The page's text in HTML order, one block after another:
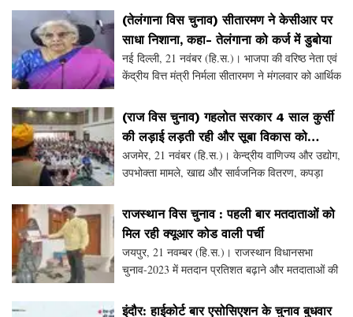
प्रचार की जिम्मेदारी सौपी है।
(तेलंगाना विस चुनाव) सीतारमण ने केसीआर पर
साधा निशाना, कहा- तेलंगाना को कर्ज में डुबोया
नई दिल्ली, 21 नवंबर (हि.स.)। भाजपा की वरिष्ठ नेता एवं
केंद्रीय वित्त मंत्री निर्मला सीतारमण ने मंगलवार को आर्थिक
साधा। सीतारमण ने मुख्यमंत्री केसीआर
(राज विस चुनाव) गहलोत सरकार 4 साल कुर्सी
की लड़ाई लड़ती रही और सूबा विकास को
तरसता रहा: पीयूष गोयल
अजमेर, 21 नवंबर (हि.स.)। केन्द्रीय वाणिज्य और उद्योग,
उपभोक्ता मामले, खाद्य और सार्वजनिक वितरण, कपड़ा
शासन में से 4 साल तक गहलोत सरकार कुर्सी की
राजस्थान विस चुनाव : पहली बार मतदाताओं को
मिल रही क्यूआर कोड वाली पर्ची
जयपुर, 21 नवम्बर (हि.स.)। राजस्थान विधानसभा
चुनाव-2023 में मतदान प्रतिशत बढ़ाने और मतदाताओं की
वोटर गाइड बांटनी 16 नवंबर से शुरू हो गई थी । 25 नवब
इंदौर: हाईकोर्ट बार एसोसिएशन के चुनाव बुधवार